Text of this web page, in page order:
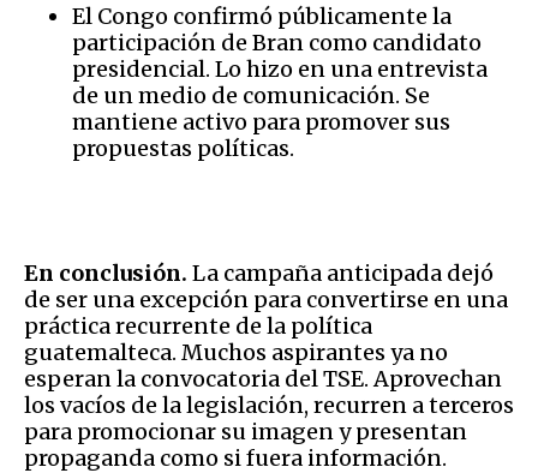
El Congo confirmó públicamente la
participación de Bran como candidato
presidencial. Lo hizo en una entrevista
de un medio de comunicación. Se
mantiene activo para promover sus
propuestas políticas.
En conclusión. La campaña anticipada dejó
de ser una excepción para convertirse en una
práctica recurrente de la política
guatemalteca. Muchos aspirantes ya no
esperan la convocatoria del TSE. Aprovechan
los vacíos de la legislación, recurren a terceros
para promocionar su imagen y presentan
propaganda como si fuera información.